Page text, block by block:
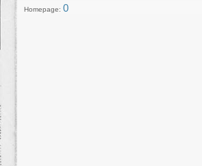
Homepage: 0